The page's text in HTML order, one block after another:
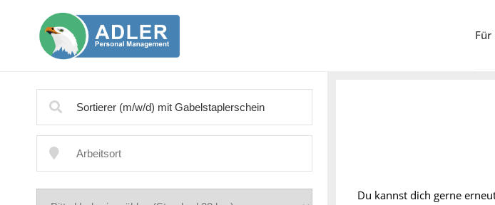
Du kannst dich gerne